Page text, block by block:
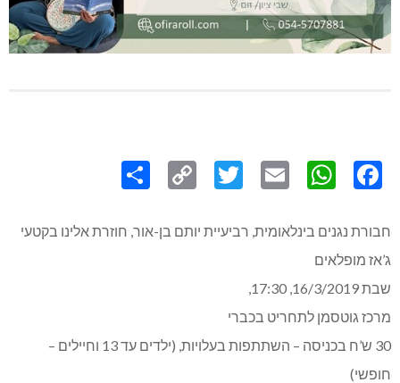
Link
חבורת נגנים בינלאומית, רביעיית יותם בן-אור, חוזרת אלינו בקטעי
ג’אז מופלאים
שבת 16/3/2019, 17:30,
מרכז גוטסמן לתחריט בכברי
30 ש’ח בכניסה – השתתפות בעלויות, (ילדים עד 13 וחיילים –
חופשי)